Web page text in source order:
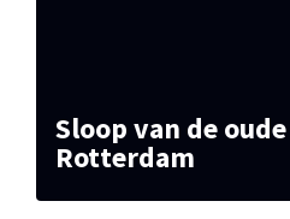
Sloop van de
Rotterdam